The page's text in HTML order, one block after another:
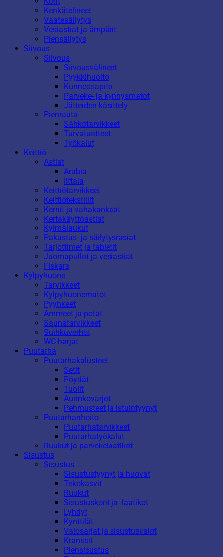
Kenkätelineet
Vaatesäilytys
Vesiastiat ja ämpärit
Piensäilytys
Siivous
Siivous
Siivousvälineet
Pyykkihuolto
Kunnossapito
Parveke- ja kynnysmatot
Jätteiden käsittely
Pienrauta
Sähkötarvikkeet
Turvatuotteet
Työkalut
Keittiö
Astiat
Arabia
Iittala
Keittiötarvikkeet
Keittiötekstiilit
Kernit ja vahakankaat
Kertakäyttöastiat
Kylmälaukut
Pakastus- ja säilytysrasiat
Tarjottimet ja tabletit
Juomapullot ja vesiastiat
Fiskars
Kylpyhuone
Tarvikkeet
Kylpyhuonematot
Pyyhkeet
Ammeet ja potat
Saunatarvikkeet
Suihkuverhot
WC-harjat
Puutarha
Puutarhakalusteet
Setit
Pöydät
Tuolit
Aurinkovarjot
Pehmusteet ja istuintyynyt
Puutarhanhoito
Puutarhatarvikkeet
Puutarhatyökalut
Ruukut ja parvekelaatikot
Sisustus
Sisustus
Sisustustyynyt ja huovat
Tekokasvit
Ruukut
Sisustuskorit ja -laatikot
Lyhdyt
Kynttilät
Valosarjat ja sisustusvalot
Kranssit
Piensisustus